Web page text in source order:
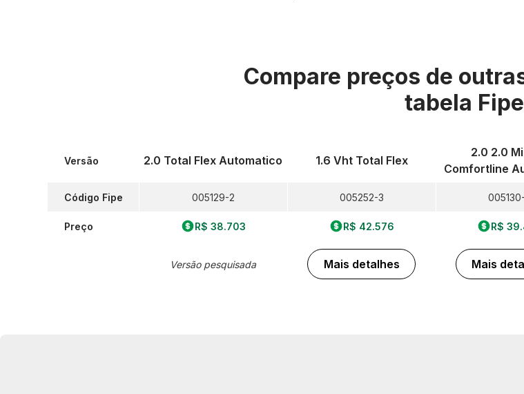
Compare preços de
tabela Fipe
Versão
Código Fipe
Preço
2.0 Total Flex Automatico
005129-2
R$ 38.703
Versão pesquisada
1.6 Vht Total Flex
005252-3
R$ 42.576
Mais detalhes
2.0 2.0
Comfortline
R$
Mais